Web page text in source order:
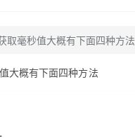
取毫秒值大概有下面四种方法
大概有下面四种方法